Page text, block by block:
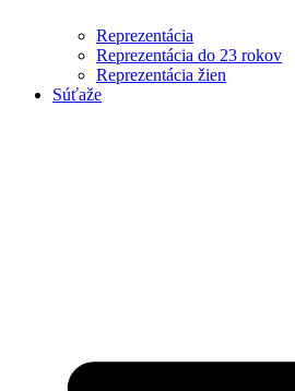
Reprezentácia
Reprezentácia do 23 rokov
Reprezentácia žien
Súťaže